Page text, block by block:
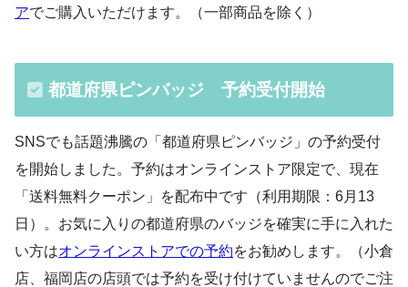
アでご購入いただけます。（一部商品を除く）
都道府県ピンバッジ 予約受付開始
SNSでも話題沸騰の「都道府県ピンバッジ」の予約受付
を開始しました。予約はオンラインストア限定で、現在
「送料無料クーポン」を配布中です（利用期限：6月13
日）。お気に入りの都道府県のバッジを確実に手に入れた
い方はオンラインストアでの予約をお勧めします。（小倉
店、福岡店の店頭では予約を受け付けていませんのでご注